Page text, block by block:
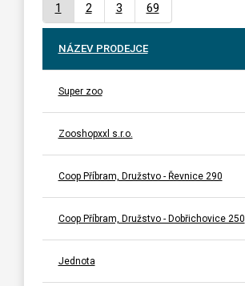
1 2 3 69
NÁZEV PRODEJCE
Super zoo
Zooshopxxl s.r.o.
Coop Příbram, Družstvo - Řevnice 290
Coop Příbram, Družstvo - Dobřichovice 250
Jednota